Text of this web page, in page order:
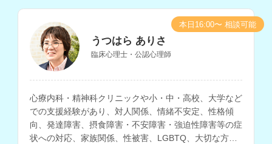
うつはら ありさ
臨床心理士・公認心理師
心療内科・精神科クリニックや小・中・高校、大学など
での支援経験があり、対人関係、情緒不安定、性格傾
向、発達障害、摂食障害・不安障害・強迫性障害等の症
状への対応、家族関係、性被害、LGBTQ、大切な方を
本日16:00〜 相談可能